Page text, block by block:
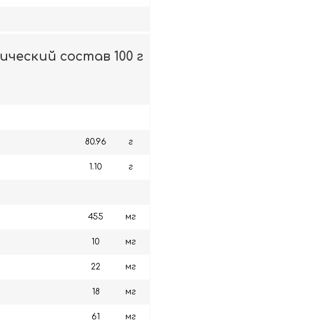
состав 100 г
80.96 г
1.10 г
455 мг
10 мг
22 мг
18 мг
61 мг